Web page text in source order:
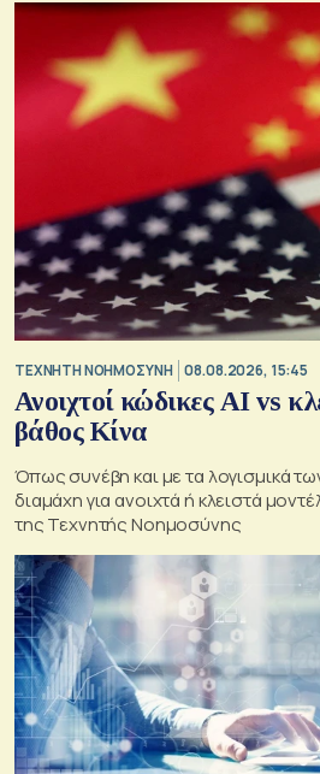
TΕΧΝΗΤΗ ΝΟΗΜΟΣΥΝΗ 08.08.2026, 15:45
Ανοιχτοί κώδικες AI vs
βάθος Κίνα
Όπως συνέβη και με τα λογισμικά
διαμάχη για ανοιχτά ή κλειστά
της Τεχνητής Νοημοσύνης